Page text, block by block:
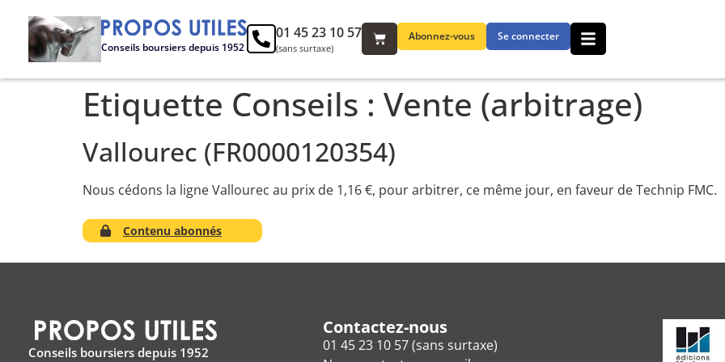
Conseils boursiers depuis 1952
Abonnez-vous Se connecter
01 45 23 10 57
(sans surtaxe)
Etiquette Conseils : Vente (arbitrage)
Vallourec (FR0000120354)
Nous cédons la ligne Vallourec au prix de 1,16 €, pour arbitrer, ce même jour, en faveur de Technip FMC.
Contenu abonnés
Conseils boursiers depuis 1952
Contactez-nous
01 45 23 10 57 (sans surtaxe)